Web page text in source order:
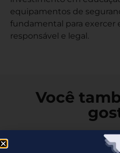
equipamentos de
fundamental para exercer
responsável e legal.
Você